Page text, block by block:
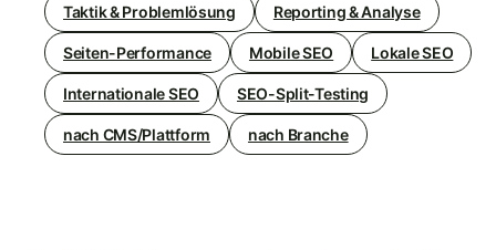
Taktik & Problemlösung Reporting & Analyse
Seiten-Performance Mobile SEO Lokale SEO
Internationale SEO SEO-Split-Testing
nach CMS/Plattform nach Branche